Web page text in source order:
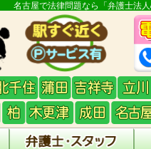
名古屋で法律問題なら「弁護士法